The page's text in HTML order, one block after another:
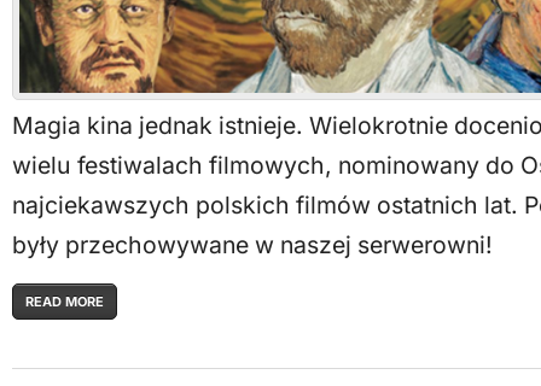
Magia kina jednak istnieje. Wielokrotnie
wielu festiwalach filmowych, nominowany do
najciekawszych polskich filmów ostatnich lat.
były przechowywane w naszej serwerowni!
READ MORE